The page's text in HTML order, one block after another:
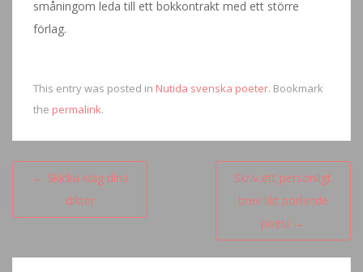
småningom leda till ett bokkontrakt med ett större
förlag.
This entry was posted in Nutida svenska poeter. Bookmark
the permalink.
Inläggsnavigering
← Skicka iväg dina
dikter
Skriv ett personligt
brev likt porlande
poesi →